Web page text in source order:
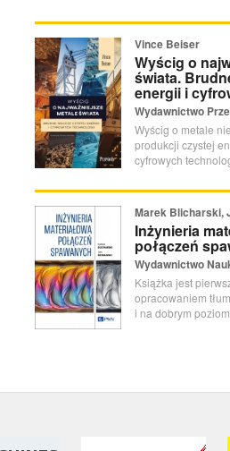
Vince Beiser
Wyścig o
świata.
energii i
Wydawnictwo
Wyścig o metale
produkcji czystej
cyfrowych
Marek Blicharski,
Inżynieria
połączeń
Wydawnictwo
Książka jest
opracowaniem
i na dobrym